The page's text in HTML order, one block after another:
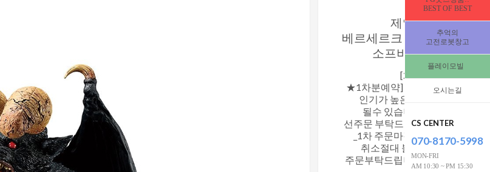
BEST OF BEST
추억의
고전로봇창고
플레이모빌
오시는길
CS CENTER
070-8170-5998
MON-FRI
AM 10:30 ~ PM 15:30
제일복권 이치방
베르세르크 조드 (운명의 극
소프비 30cm
[2027년1분기_입고
★1차분예약]▶이치방쿠지 시리
인기가 높은 캐릭터라 입고시
될수 있습니다★★지금바로
선주문 부탁드립니다★★2025/6/
_1차 주문마감 합니다★★▶주
취소절대 불가한 제품이니 신
주문부탁드립니다▶실시간 재고